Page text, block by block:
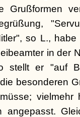
Grußformen
so L.,
in der
stellt er "auf
besonderen
angepasst.